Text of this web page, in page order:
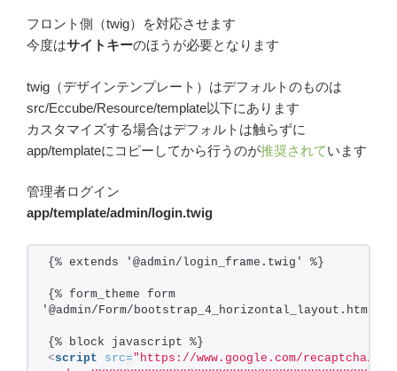
フロント側（twig）を対応させます
今度はサイトキーのほうが必要となります
twig（デザインテンプレート）はデフォルトのものは
src/Eccube/Resource/template以下にあります
カスタマイズする場合はデフォルトは触らずに
app/templateにコピーしてから行うのが推奨されています
管理者ログイン
app/template/admin/login.twig
{% extends '@admin/login_frame.twig' %}
{% form_theme form
'@admin/Form/
{% block javascript %}
<script src="https://www.google.com/recaptcha/